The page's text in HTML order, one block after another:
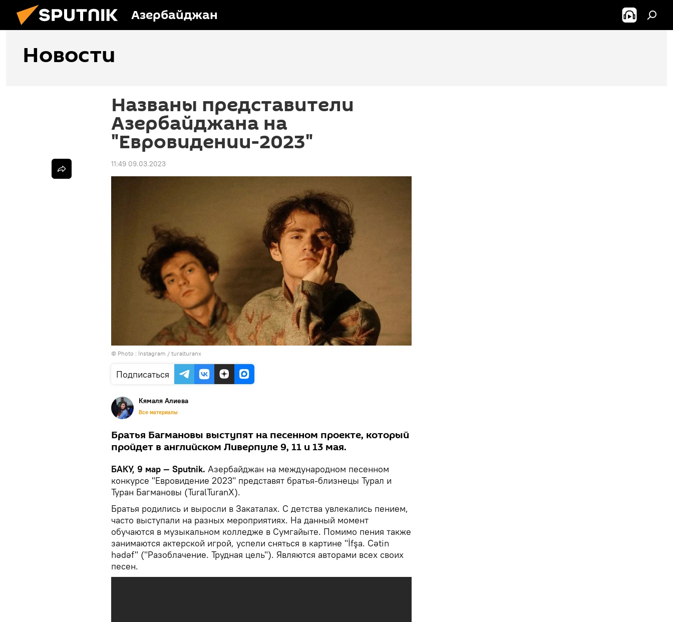
Азербайджан
Новости
Названы представители
Азербайджана на
"Евровидении-2023"
11:49 09.03.2023
© Photo : İnstagram / turalturanx
Подписаться
Кямаля Алиева
Все материалы
Братья Багмановы выступят на песенном проекте, который
пройдет в английском Ливерпуле 9, 11 и 13 мая.
БАКУ, 9 мар — Sputnik. Азербайджан на международном песенном
конкурсе "Евровидение 2023" представят братья-близнецы Турал и
Туран Багмановы (TuralTuranX).
Братья родились и выросли в Закаталах. С детства увлекались пением,
часто выступали на разных мероприятиях. На данный момент
обучаются в музыкальном колледже в Сумгайыте. Помимо пения также
занимаются актерской игрой, успели сняться в картине "İfşa. Cətin
hədəf" ("Разоблачение. Трудная цель"). Являются авторами всех своих
песен.